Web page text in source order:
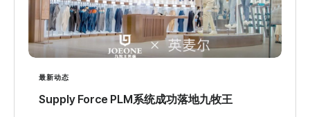
最新动态
Supply Force PLM系统成功落地九牧王